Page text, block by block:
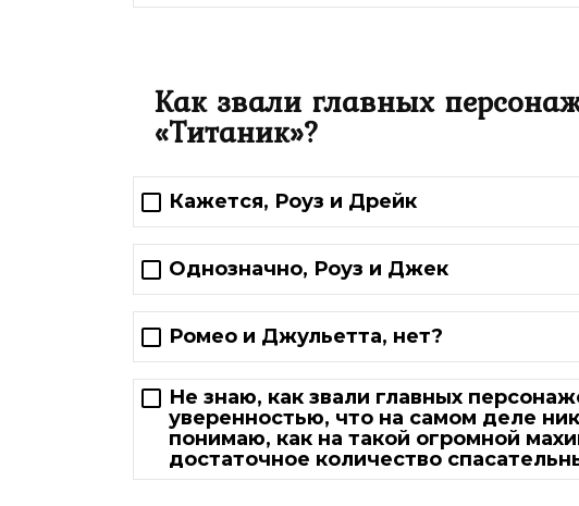
Как звали главных
«Титаник»?
Кажется, Роуз и Дрейк
Однозначно, Роуз и Джек
Ромео и Джульетта, нет?
Не знаю, как звали главных
уверенностью, что на самом деле
понимаю, как на такой огромной
достаточное количество